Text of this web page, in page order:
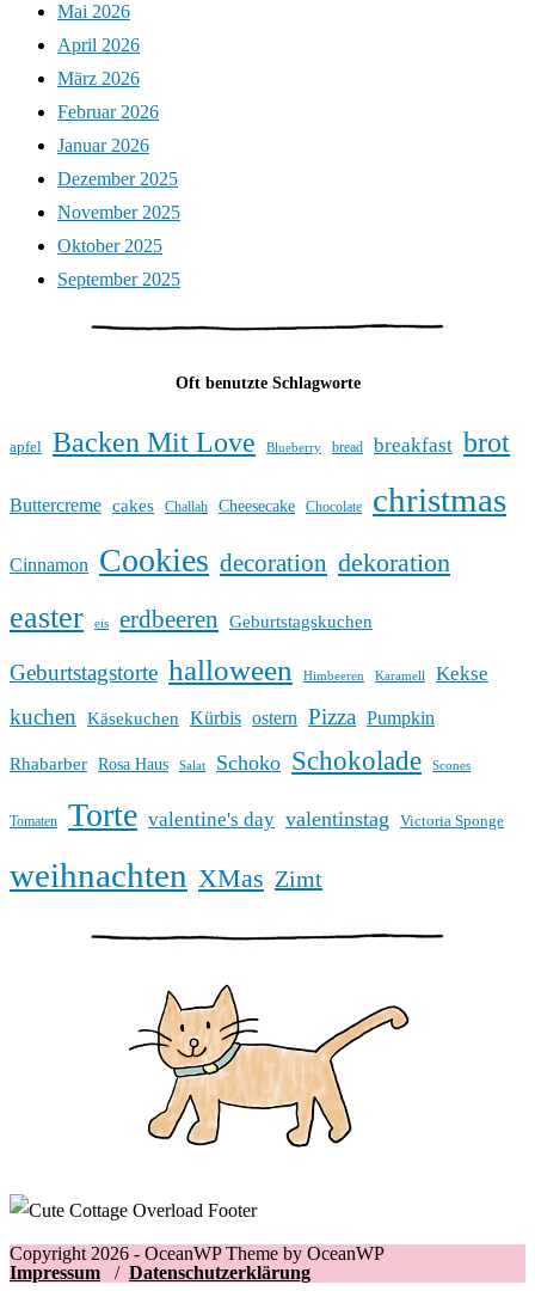
Mai 2026
April 2026
März 2026
Februar 2026
Januar 2026
Dezember 2025
November 2025
Oktober 2025
September 2025
Oft benutzte Schlagworte
apfel Backen Mit Love Blueberry bread breakfast brot
Buttercreme cakes Challah Cheesecake Chocolate christmas
Cinnamon Cookies decoration dekoration
easter eis erdbeeren Geburtstagskuchen
Geburtstagstorte halloween Himbeeren Karamell Kekse
kuchen Käsekuchen Kürbis ostern Pizza Pumpkin
Rhabarber Rosa Haus Salat Schoko Schokolade Scones
Tomaten Torte valentine's day valentinstag Victoria Sponge
weihnachten XMas Zimt
Copyright 2026 - OceanWP Theme by OceanWP
Impressum / Datenschutzerklärung